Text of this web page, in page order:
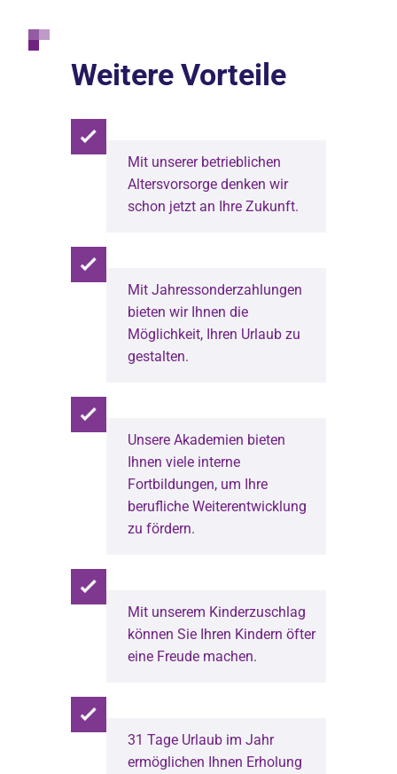
Weitere Vorteile
Mit unserer betrieblichen
Altersvorsorge denken wir
schon jetzt an Ihre Zukunft.
Mit Jahressonderzahlungen
bieten wir Ihnen die
Möglichkeit, Ihren Urlaub zu
gestalten.
Unsere Akademien bieten
Ihnen viele interne
Fortbildungen, um Ihre
berufliche Weiterentwicklung
zu fördern.
Mit unserem Kinderzuschlag
können Sie Ihren Kindern öfter
eine Freude machen.
31 Tage Urlaub im Jahr
ermöglichen Ihnen Erholung